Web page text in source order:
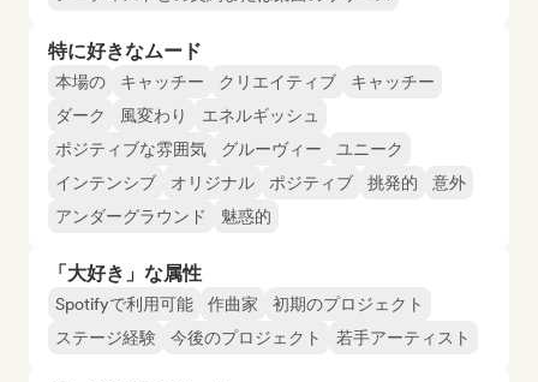
特に好きなムード
本場の キャッチー クリエイティブ
キャッチー
ダーク
風変わり
エネルギッシュ
ポジティブな雰囲気
グルーヴィー
ユニーク
インテンシブ
オリジナル ポジティブ 挑発的
意外
アンダーグラウンド
魅惑的
「大好き」な属性
Spotifyで利用可能 作曲家
初期のプロジェクト
ステージ経験
今後のプロジェクト 若手アーティスト